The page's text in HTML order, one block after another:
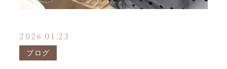
2026.01.23
ブログ